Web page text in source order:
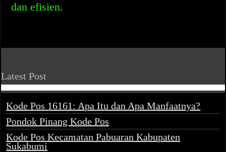
dan efisien.
Latest Post
Kode Pos 16161: Apa Itu dan Apa Manfaatnya?
Pondok Pinang Kode Pos
Kode Pos Kecamatan Pabuaran Kabupaten
Sukabumi